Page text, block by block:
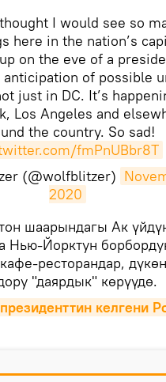
I would see so
here in the nation’s
on the eve of a
of possible
just in DC. It’s
Los Angeles and
the country. So sad!
fmPnUBbr8T
(@wolfblitzer)
2020
шаарындагы Ак
Нью-Йорктун
ресторандар,
"даярдык" көрүүдө.
келгени